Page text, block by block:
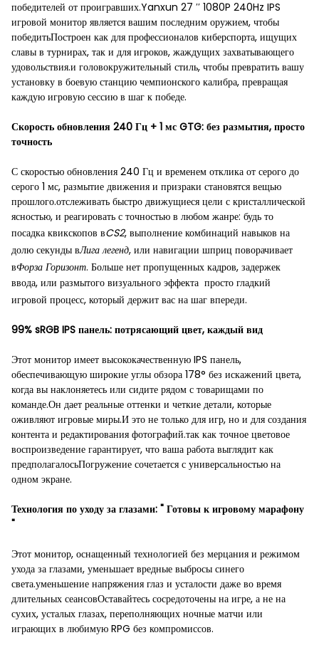
победителей от проигравших.Yanxun 27 ′′ 1080P 240Hz IPS
игровой монитор является вашим последним оружием, чтобы
победитьПостроен как для профессионалов киберспорта, ищущих
славы в турнирах, так и для игроков, жаждущих захватывающего
удовольствия.и головокружительный стиль, чтобы превратить вашу
установку в боевую станцию чемпионского калибра, превращая
каждую игровую сессию в шаг к победе.
Скорость обновления 240 Гц + 1 мс GTG: без размытия, просто
точность
С скоростью обновления 240 Гц и временем отклика от серого до
серого 1 мс, размытие движения и призраки становятся вещью
прошлого.отслеживать быстро движущиеся цели с кристаллической
ясностью, и реагировать с точностью в любом жанре: будь то
посадка квикскопов вCS2, выполнение комбинаций навыков на
долю секунды вЛига легенд, или навигации шприц поворачивает
вФорза Горизонт. Больше нет пропущенных кадров, задержек
ввода, или размытого визуального эффекта  просто гладкий
игровой процесс, который держит вас на шаг впереди.
99% sRGB IPS панель: потрясающий цвет, каждый вид
Этот монитор имеет высококачественную IPS панель,
обеспечивающую широкие углы обзора 178° без искажений цвета,
когда вы наклоняетесь или сидите рядом с товарищами по
команде.Он дает реальные оттенки и четкие детали, которые
оживляют игровые миры.И это не только для игр, но и для создания
контента и редактирования фотографий.так как точное цветовое
воспроизведение гарантирует, что ваша работа выглядит как
предполагалосьПогружение сочетается с универсальностью на
одном экране.
Технология по уходу за глазами: " Готовы к игровому марафону
"
Этот монитор, оснащенный технологией без мерцания и режимом
ухода за глазами, уменьшает вредные выбросы синего
света.уменьшение напряжения глаз и усталости даже во время
длительных сеансовОставайтесь сосредоточены на игре, а не на
сухих, усталых глазах, переполняющих ночные матчи или
играющих в любимую RPG без компромиссов.